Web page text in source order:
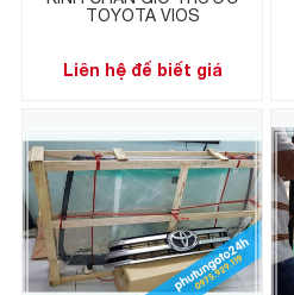
TOYOTA VIOS
Liên hệ để biết giá